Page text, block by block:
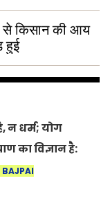
से किसान की आय
हुई
न धर्म; योग
का विज्ञान है:
दिवस 2026 पर
BAJPAI